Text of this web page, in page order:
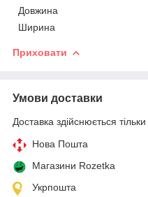
Довжина
Ширина
Приховати
Умови доставки
Доставка здійснюється
Нова Пошта
Магазини Rozetka
Укрпошта